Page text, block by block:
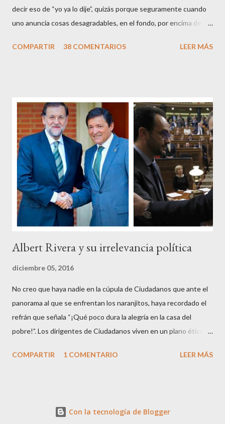
decir eso de “yo ya lo dije”, quizás porque seguramente cuando
uno anuncia cosas desagradables, en el fondo, por encima de la
Pero francamente estos socialistas son tan transparentes en su
de ciudadanos, la mayoría de los cuales no han pagado jamás un
impuesto, sea por vocación o simplemente por no haber tenido
un trabajo en su vida, decidieron salir a la calle revestidos de la
sagrada túnica de la “indignación ciudadana” y con su actitud
crear una paradoja, se autodenominaban “movimiento 15M” y lo
que hicieron fue apoderarse de una plaza pública y allí sentaron
sus reales, bueno sus reales no,...
COMPARTIR 38 COMENTARIOS LEER MÁS
Albert Rivera y su irrelevancia política
diciembre 05, 2016
No creo que haya nadie en la cúpula de Ciudadanos que ante el
panorama al que se enfrentan los naranjitos, haya recordado el
refrán que señala “¡Qué poco dura la alegría en la casa del
pobre!”. Los dirigentes de Ciudadanos viven en un plano ético
política, inventores de la honestidad y defensores acérrimos de
política podrás ser muy fino, educado, bien parecido y tener
COMPARTIR 1 COMENTARIO LEER MÁS
Con la tecnología de Blogger